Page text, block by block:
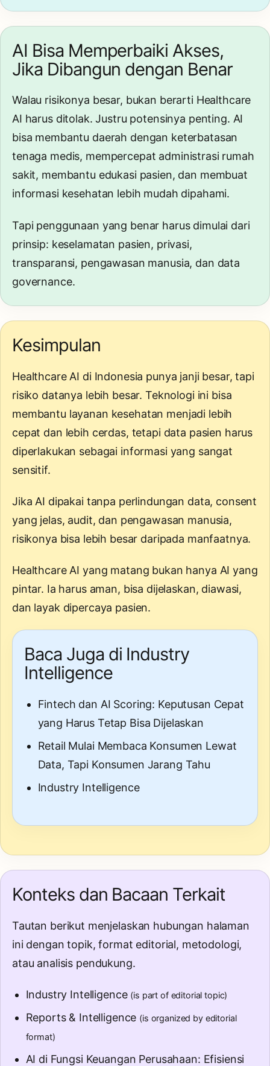
AI Bisa Memperbaiki Akses,
Jika Dibangun dengan Benar
Walau risikonya besar, bukan berarti Healthcare
AI harus ditolak. Justru potensinya penting. AI
bisa membantu daerah dengan keterbatasan
tenaga medis, mempercepat administrasi rumah
sakit, membantu edukasi pasien, dan membuat
informasi kesehatan lebih mudah dipahami.
Tapi penggunaan yang benar harus dimulai dari
prinsip: keselamatan pasien, privasi,
transparansi, pengawasan manusia, dan data
governance.
Kesimpulan
Healthcare AI di Indonesia punya janji besar, tapi
risiko datanya lebih besar. Teknologi ini bisa
membantu layanan kesehatan menjadi lebih
cepat dan lebih cerdas, tetapi data pasien harus
diperlakukan sebagai informasi yang sangat
sensitif.
Jika AI dipakai tanpa perlindungan data, consent
yang jelas, audit, dan pengawasan manusia,
risikonya bisa lebih besar daripada manfaatnya.
Healthcare AI yang matang bukan hanya AI yang
pintar. Ia harus aman, bisa dijelaskan, diawasi,
dan layak dipercaya pasien.
Baca Juga di Industry
Intelligence
Fintech dan AI Scoring: Keputusan Cepat
yang Harus Tetap Bisa Dijelaskan
Retail Mulai Membaca Konsumen Lewat
Data, Tapi Konsumen Jarang Tahu
Industry Intelligence
Konteks dan Bacaan Terkait
Tautan berikut menjelaskan hubungan halaman
ini dengan topik, format editorial, metodologi,
atau analisis pendukung.
Industry Intelligence (is part of editorial topic)
Reports & Intelligence (is organized by editorial
format)
AI di Fungsi Keuangan Perusahaan: Efisiensi